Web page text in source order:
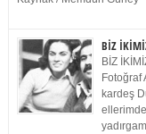
BİZ
BİZ
Fotoğraf
kardeş